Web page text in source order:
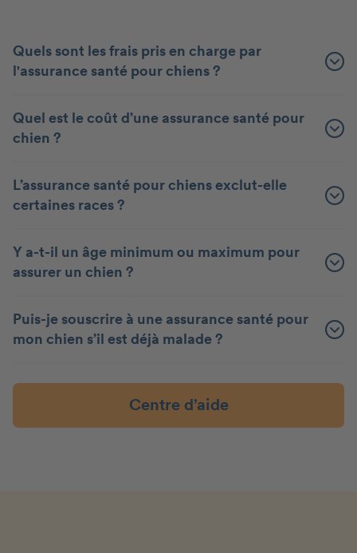
Quels sont les frais pris en charge par
l'assurance santé pour chiens ?
Quel est le coût d’une assurance santé pour
chien ?
L’assurance santé pour chiens exclut-elle
certaines races ?
Y a-t-il un âge minimum ou maximum pour
assurer un chien ?
Puis-je souscrire à une assurance santé pour
mon chien s’il est déjà malade ?
Centre d’aide